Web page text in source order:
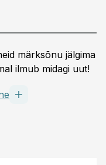
märksõnu jälgima
ilmub midagi uut!